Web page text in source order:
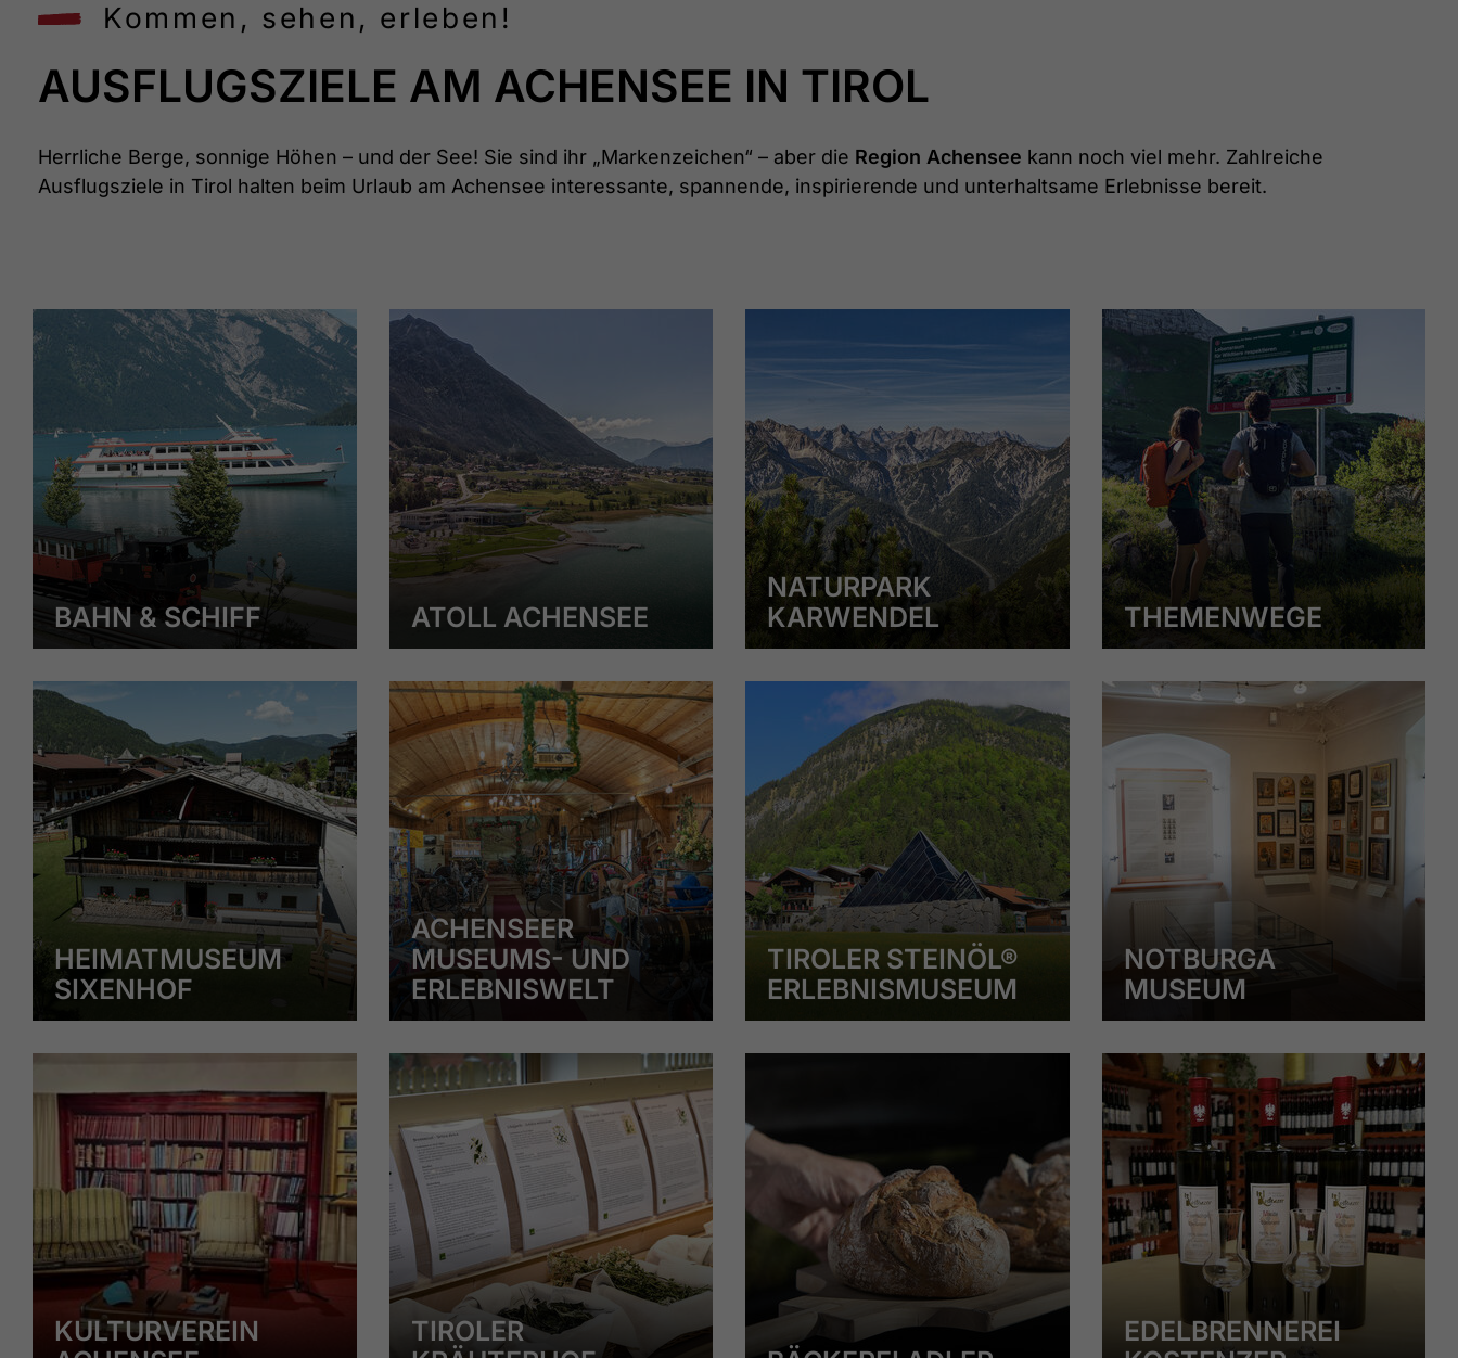
Kommen, sehen, erleben!
AUSFLUGSZIELE AM ACHENSEE IN TIROL
Herrliche Berge, sonnige Höhen – und der See! Sie sind ihr „Markenzeichen“ – aber die Region Achensee kann noch viel mehr. Zahlreiche
Ausflugsziele in Tirol halten beim Urlaub am Achensee interessante, spannende, inspirierende und unterhaltsame Erlebnisse bereit.
BAHN & SCHIFF ATOLL ACHENSEE
NATURPARK
KARWENDEL
THEMENWEGE
HEIMATMUSEUM
SIXENHOF
ACHENSEER
MUSEUMS- UND
ERLEBNISWELT
TIROLER STEINÖL®
ERLEBNISMUSEUM
NOTBURGA
MUSEUM
KULTURVEREIN
TIROLER
EDELBRENNEREI